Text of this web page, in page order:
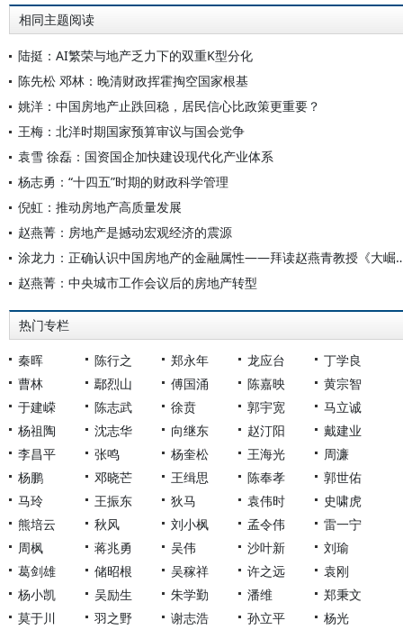
相同主题阅读
陆挺：AI繁荣与地产乏力下的双重K型分化
陈先松 邓林：晚清财政挥霍掏空国家根基
姚洋：中国房地产止跌回稳，居民信心比政策更重要？
王梅：北洋时期国家预算审议与国会党争
袁雪 徐磊：国资国企加快建设现代化产业体系
杨志勇：“十四五”时期的财政科学管理
倪虹：推动房地产高质量发展
赵燕菁：房地产是撼动宏观经济的震源
涂龙力：正确认识中国房地产的金融
赵燕菁：中央城市工作会议后的房地产转型
热门专栏
秦晖 陈行之 郑永年 龙应台
丁学良
曹林
鄢烈山 傅国涌 陈嘉映
黄宗智
于建嵘
陈志武 徐贲 郭宇宽
马立诚
杨祖陶
沈志华 向继东 赵汀阳
戴建业
李昌平
张鸣 杨奎松 王海光
周濂
杨鹏
邓晓芒 王缉思 陈奉孝
郭世佑
马玲
王振东 狄马 袁伟时
史啸虎
熊培云
秋风 刘小枫 孟令伟
雷一宁
周枫
蒋兆勇 吴伟 沙叶新
刘瑜
葛剑雄
储昭根 吴稼祥 许之远
袁刚
杨小凯
吴励生 朱学勤 潘维
郑秉文
莫于川
羽之野 谢志浩 孙立平 杨光